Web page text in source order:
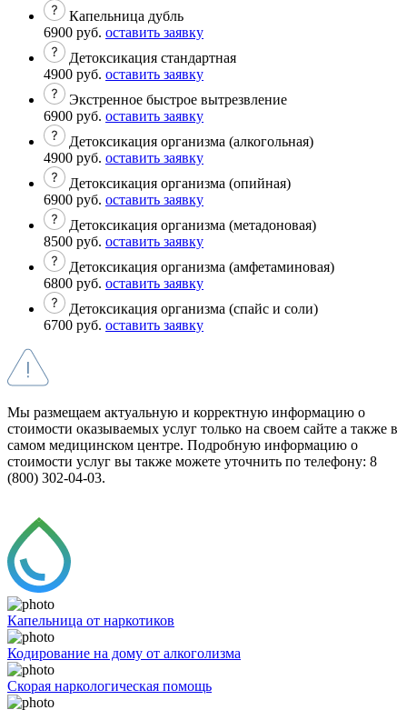
Капельница дубль
6900 руб. оставить заявку
Детоксикация стандартная
4900 руб. оставить заявку
Экстренное быстрое вытрезвление
6900 руб. оставить заявку
Детоксикация организма (алкогольная)
4900 руб. оставить заявку
Детоксикация организма (опийная)
6900 руб. оставить заявку
Детоксикация организма (метадоновая)
8500 руб. оставить заявку
Детоксикация организма (амфетаминовая)
6800 руб. оставить заявку
Детоксикация организма (спайс и соли)
6700 руб. оставить заявку
Мы размещаем актуальную и корректную информацию о
стоимости оказываемых услуг только на своем сайте а также в
самом медицинском центре. Подробную информацию о
стоимости услуг вы также можете уточнить по телефону: 8
(800) 302-04-03.
Капельница от наркотиков
Кодирование на дому от алкоголизма
Скорая наркологическая помощь